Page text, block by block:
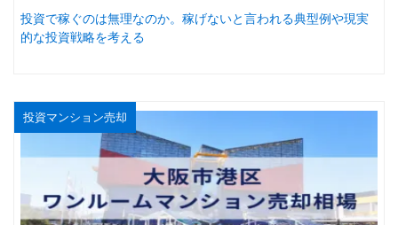
投資で稼ぐのは無理なのか。稼げないと言われる典型例や現実
的な投資戦略を考える
投資マンション売却